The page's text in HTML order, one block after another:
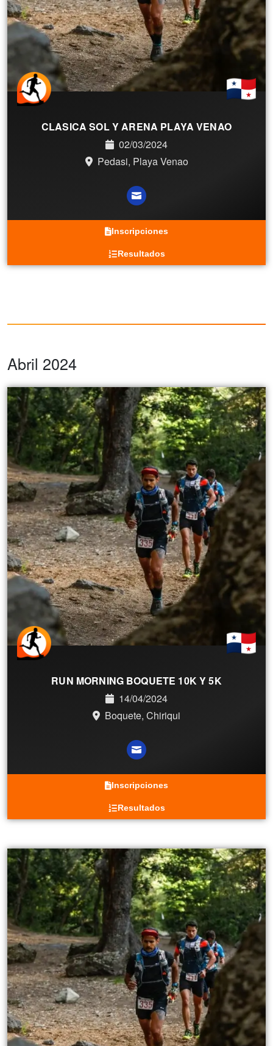
CLASICA SOL Y ARENA PLAYA VENAO
02/03/2024
Pedasi, Playa Venao
Inscripciones
Resultados
Abril 2024
RUN MORNING BOQUETE 10K Y 5K
14/04/2024
Boquete, Chiriqui
Inscripciones
Resultados